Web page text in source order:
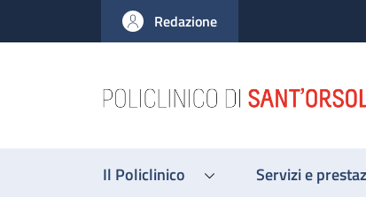
al contenuto principale
to footer content
Redazione
Il Policlinico Servizi e